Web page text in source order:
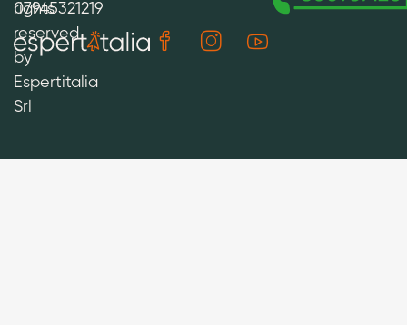
rights
reserved
by
Espertitalia
Srl
07945321219